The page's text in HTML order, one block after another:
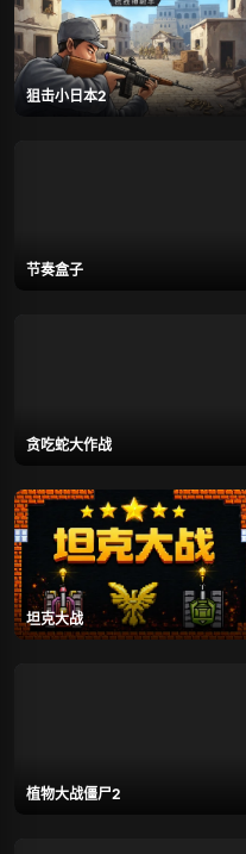
狙击小日本2
节奏盒子
贪吃蛇大作战
坦克大战
植物大战僵尸2